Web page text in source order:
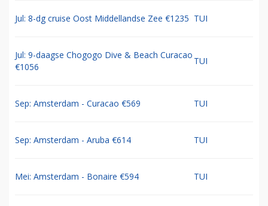
Jul: 8-dg cruise Oost Middellandse Zee €1235 TUI
Jul: 9-daagse Chogogo Dive & Beach Curacao
€1056
TUI
Sep: Amsterdam - Curacao €569 TUI
Sep: Amsterdam - Aruba €614 TUI
Mei: Amsterdam - Bonaire €594 TUI